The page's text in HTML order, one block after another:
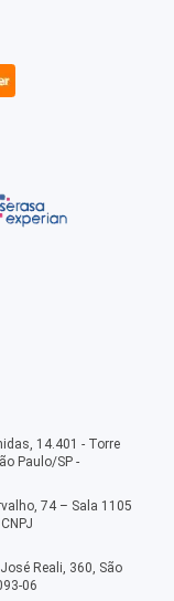
14.401 - Torre
Paulo/SP -
74 – Sala 1105
Reali, 360, São
06